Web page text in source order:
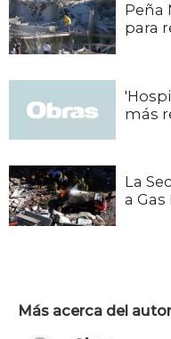
Peña
para
más
La
a
Más acerca del